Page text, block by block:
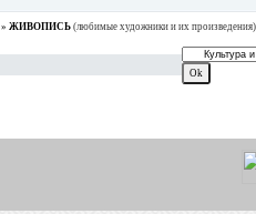
» ЖИВОПИСЬ (любимые художники и их произведения)